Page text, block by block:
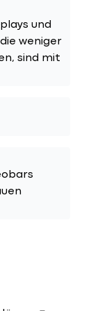
und
weniger
sind mit